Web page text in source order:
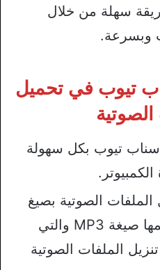
سهلة من خلال
وبسرعة.
تيوب في تحميل
تيوب بكل سهولة
الملفات الصوتية بصيغ
مختلفة والتي من أهمها صيغة MP3 والتي
الملفات الصوتية